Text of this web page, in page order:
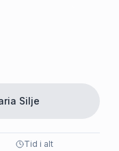
Silje
Tid i alt